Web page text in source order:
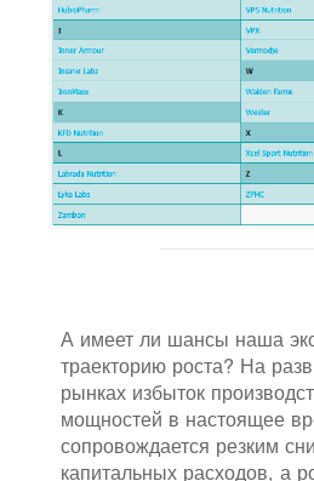
А имеет ли шансы наша
траекторию роста? На
рынках избыток
мощностей в настоящее
сопровождается резким
капитальных расходов, а